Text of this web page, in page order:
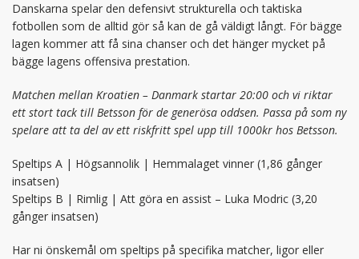
Danskarna spelar den defensivt strukturella och taktiska
fotbollen som de alltid gör så kan de gå väldigt långt. För bägge
lagen kommer att få sina chanser och det hänger mycket på
bägge lagens offensiva prestation.
Matchen mellan Kroatien – Danmark startar 20:00 och vi riktar
ett stort tack till Betsson för de generösa oddsen. Passa på som ny
spelare att ta del av ett riskfritt spel upp till 1000kr hos Betsson.
Speltips A | Högsannolik | Hemmalaget vinner (1,86 gånger
insatsen)
Speltips B | Rimlig | Att göra en assist – Luka Modric (3,20
gånger insatsen)
Har ni önskemål om speltips på specifika matcher, ligor eller